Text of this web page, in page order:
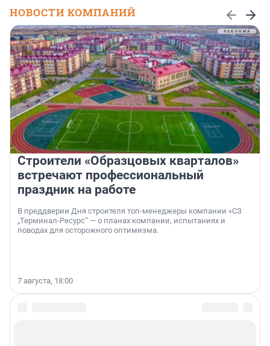
НОВОСТИ КОМПАНИЙ
Строители «Образцовых кварталов»
встречают профессиональный
праздник на работе
В преддверии Дня строителя топ-менеджеры компании «СЗ
„Терминал-Ресурс“ — о планах компании, испытаниях и
поводах для осторожного оптимизма.
7 августа, 18:00